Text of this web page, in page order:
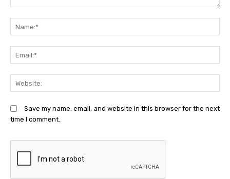
Save my name, email, and website in this browser for the next
time I comment.